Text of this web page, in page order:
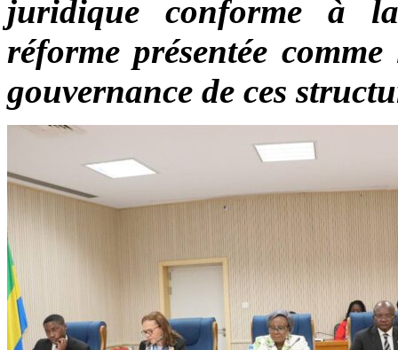
juridique conforme à
réforme présentée
gouvernance de ces